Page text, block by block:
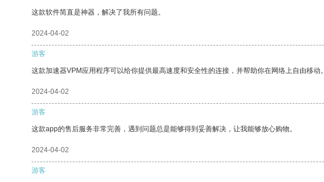
这款软件简直是神器，解决了我所有问题。
2024-04-02
游客
这款加速器VPM应用程序可以给你提供最高速度和安全性的连接，并帮助你在网络上自由移动。
2024-04-02
游客
这款app的售后服务非常完善，遇到问题总是能够得到妥善解决，让我能够放心购物。
2024-04-02
游客